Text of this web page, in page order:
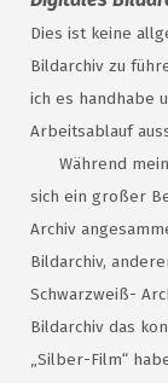
Dies ist keine
Bildarchiv zu
ich es handhabe
Arbeitsablauf
Während
sich ein großer
Archiv
Bildarchiv,
Schwarzweiß-
Bildarchiv das
„Silber-Film“